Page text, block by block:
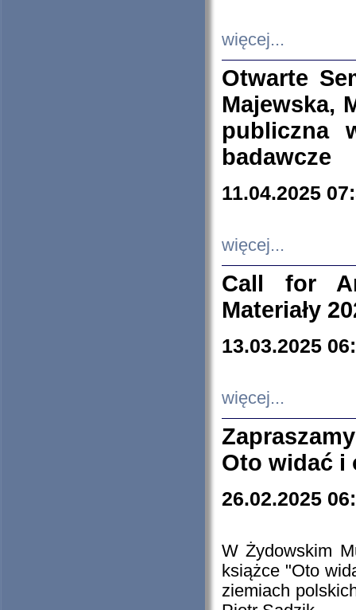
więcej...
Otwarte
Majewska,
publiczna
badawcze
11.04.2025
więcej...
Call for
Materiały
13.03.2025
więcej...
Oto widać i
26.02.2025
W Żydowskim
książce "Oto
ziemiach